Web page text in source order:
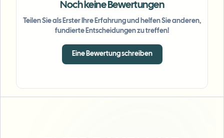
Noch keine Bewertungen
Teilen Sie als Erster Ihre Erfahrung und helfen Sie anderen,
fundierte Entscheidungen zu treffen!
Eine Bewertung schreiben